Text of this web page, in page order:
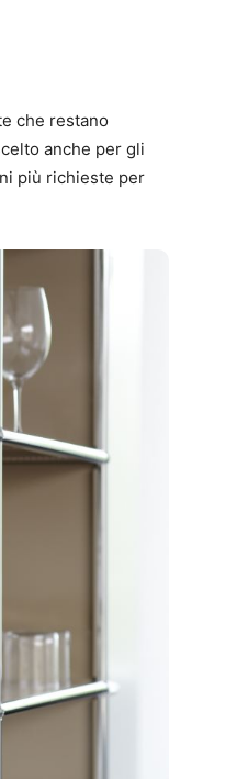
che restano
anche per gli
più richieste per